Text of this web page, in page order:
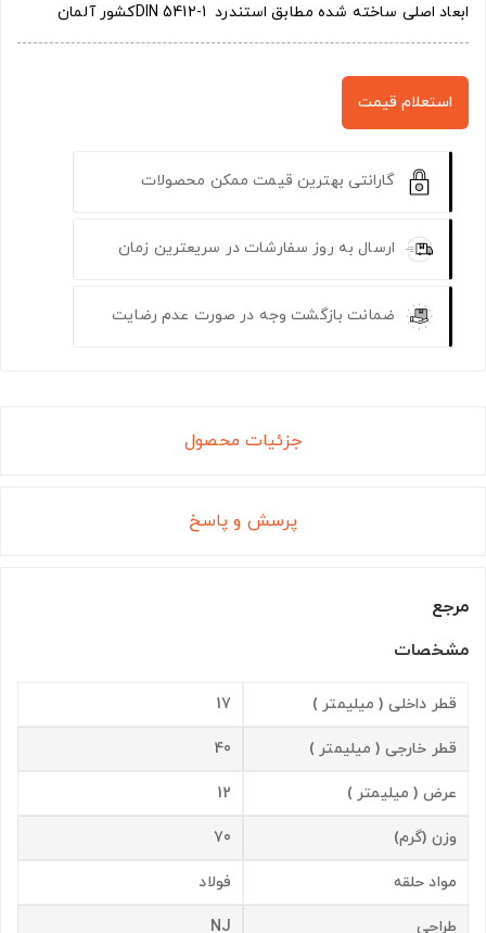
ابعاد اصلی ساخته شده مطابق استندرد DIN 5412-1کشور آلمان
استعلام قیمت
گارانتی بهترین قیمت ممکن محصولات
ارسال به روز سفارشات در سریعترین زمان
ضمانت بازگشت وجه در صورت عدم رضایت
جزئیات محصول
پرسش و پاسخ
مرجع
مشخصات
قطر داخلی ( میلیمتر ) 17
قطر خارجی ( میلیمتر ) 40
عرض ( میلیمتر ) 12
وزن (گرم) 70
مواد حلقه فولاد
طراحی NJ